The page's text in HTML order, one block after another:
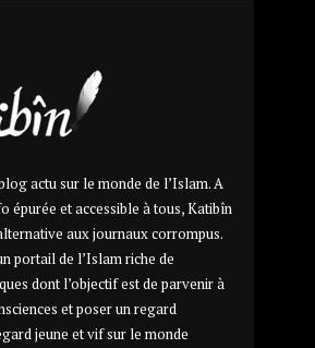
actu sur le monde de l’Islam. A
épurée et accessible à tous, Katibîn
aux journaux corrompus.
portail de l’Islam riche de
dont l’objectif est de parvenir à
et poser un regard
jeune et vif sur le monde